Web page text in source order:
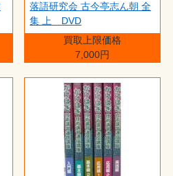
落語研究会 古今亭志ん朝 全
集 上 DVD
買取上限価格
7,000円